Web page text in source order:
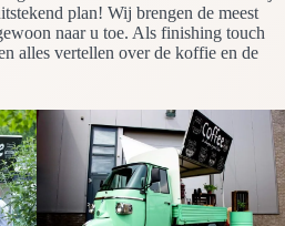
plan! Wij brengen de meest
naar u toe. Als finishing touch
alles vertellen over de koffie en de